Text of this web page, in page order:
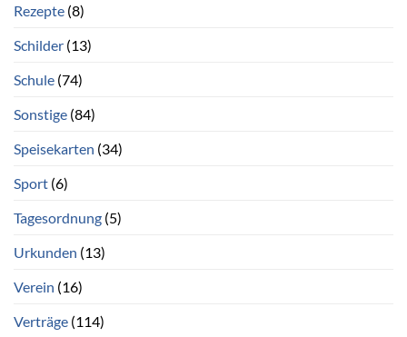
Rezepte (8)
Schilder (13)
Schule (74)
Sonstige (84)
Speisekarten (34)
Sport (6)
Tagesordnung (5)
Urkunden (13)
Verein (16)
Verträge (114)